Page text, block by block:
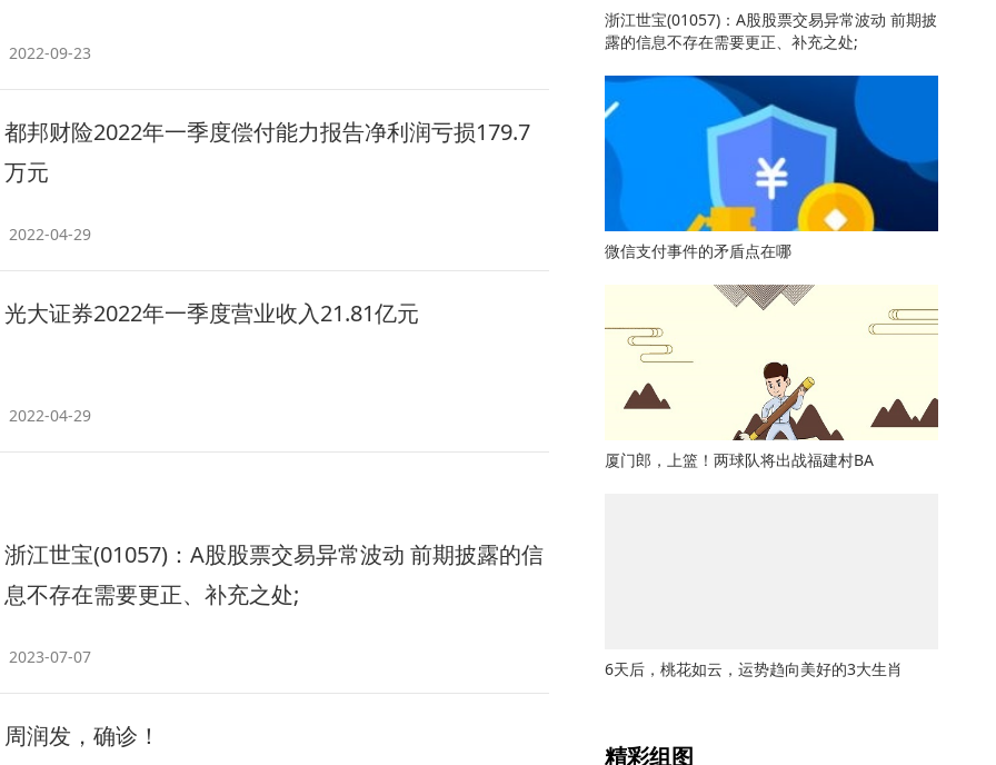
2022-09-23
都邦财险2022年一季度偿付能力报告净利润亏损179.7
万元
2022-04-29
光大证券2022年一季度营业收入21.81亿元
2022-04-29
浙江世宝(01057)：A股股票交易异常波动 前期披露的信
息不存在需要更正、补充之处;
2023-07-07
周润发，确诊！
浙江世宝(01057)：A股股票交易异常波动 前期披
露的信息不存在需要更正、补充之处;
微信支付事件的矛盾点在哪
厦门郎，上篮！两球队将出战福建村BA
6天后，桃花如云，运势趋向美好的3大生肖
精彩组图